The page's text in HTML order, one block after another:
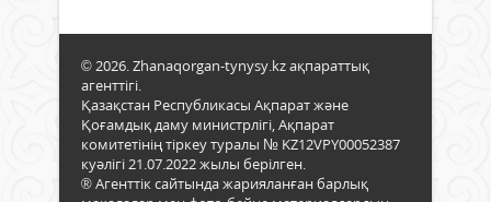
© 2026. Zhanaqorgan-tynysy.kz ақпараттық
агенттігі.
Қазақстан Республикасы Ақпарат және
Қоғамдық даму министрлігі, Ақпарат
комитетінің тіркеу туралы № KZ12VPY00052387
куәлігі 21.07.2022 жылы берілген.
® Агенттік сайтында жарияланған барлық